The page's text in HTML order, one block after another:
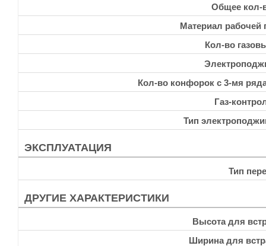
Общее кол-
Материал рабочей
Кол-во
Кол-во конфорок с 3-мя
Газ-
Тип
ЭКСПЛУАТАЦИЯ
Тип
ДРУГИЕ ХАРАКТЕРИСТИКИ
Высота для
Ширина для